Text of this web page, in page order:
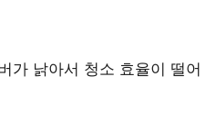
가 낡아서 청소 효율이 떨어